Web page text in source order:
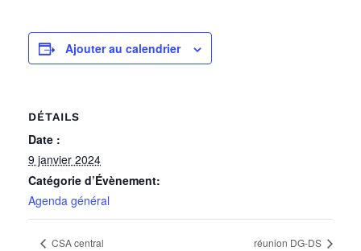
Ajouter au calendrier
DÉTAILS
Date :
9 janvier 2024
Catégorie d’Évènement:
Agenda général
CSA central réunion DG-DS